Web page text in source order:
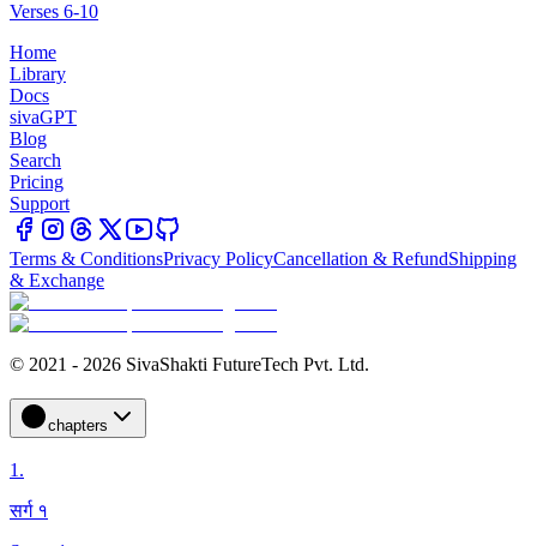
Verses 6-10
Home
Library
Docs
sivaGPT
Blog
Search
Pricing
Support
Terms & ConditionsPrivacy PolicyCancellation & RefundShipping
& Exchange
© 2021 - 2026 SivaShakti FutureTech Pvt. Ltd.
chapters
1.
सर्ग १